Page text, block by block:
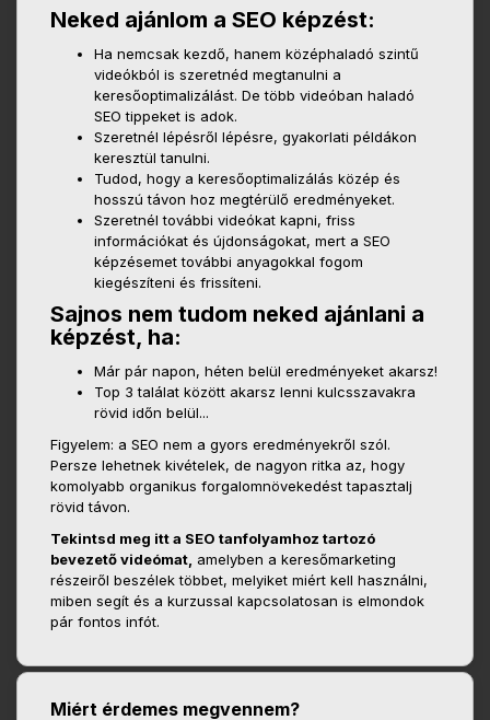
Neked ajánlom a SEO képzést:
Ha nemcsak kezdő, hanem középhaladó szintű
videókból is szeretnéd megtanulni a
keresőoptimalizálást. De több videóban haladó
SEO tippeket is adok.
Szeretnél lépésről lépésre, gyakorlati példákon
keresztül tanulni.
Tudod, hogy a keresőoptimalizálás közép és
hosszú távon hoz megtérülő eredményeket.
Szeretnél további videókat kapni, friss
információkat és újdonságokat, mert a SEO
képzésemet további anyagokkal fogom
kiegészíteni és frissíteni.
Sajnos nem tudom neked ajánlani a
képzést, ha:
Már pár napon, héten belül eredményeket akarsz!
Top 3 találat között akarsz lenni kulcsszavakra
rövid időn belül...
Figyelem: a SEO nem a gyors eredményekről szól.
Persze lehetnek kivételek, de nagyon ritka az, hogy
komolyabb organikus forgalomnövekedést tapasztalj
rövid távon.
Tekintsd meg itt a SEO tanfolyamhoz tartozó
bevezető videómat, amelyben a keresőmarketing
részeiről beszélek többet, melyiket miért kell használni,
miben segít és a kurzussal kapcsolatosan is elmondok
pár fontos infót.
Miért érdemes megvennem?